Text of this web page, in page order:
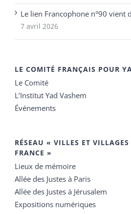
Le lien Francophone n°90 vient
7 avril 2026
LE COMITÉ FRANÇAIS POUR
Le Comité
L’Institut Yad Vashem
Événements
RÉSEAU « VILLES ET VILLAGES
FRANCE »
Lieux de mémoire
Allée des Justes à Paris
Allée des Justes à Jérusalem
Expositions numériques